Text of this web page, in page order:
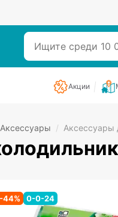
Акции
Аксессуары / Аксессуары
-44% 0-0-24